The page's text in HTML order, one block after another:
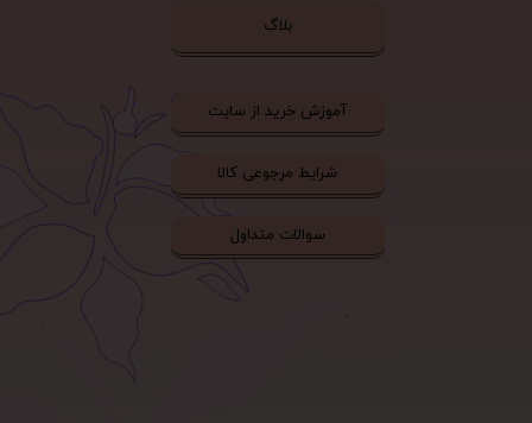
بلاگ
آموزش خرید از سایت
شرایط مرجوعی کالا
سوالات متداول